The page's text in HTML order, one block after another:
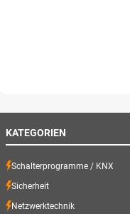
KATEGORIEN
Schalterprogramme / KNX
Sicherheit
Netzwerktechnik